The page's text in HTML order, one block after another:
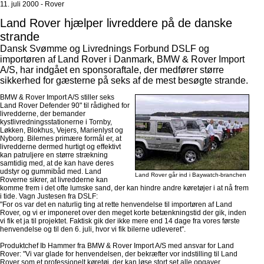
11. juli 2000 - Rover
Land Rover hjælper livreddere på de danske
strande
Dansk Svømme og Livrednings Forbund DSLF og
importøren af Land Rover i Danmark, BMW & Rover Import
A/S, har indgået en sponsoraftale, der medfører større
sikkerhed for gæsterne på seks af de mest besøgte strande.
Land Rover går ind i Baywatch-branchen
BMW & Rover Import A/S stiller seks
Land Rover Defender 90" til rådighed for
livredderne, der bemander
kystlivredningsstationerne i Tornby,
Løkken, Blokhus, Vejers, Marienlyst og
Nyborg. Bilernes primære formål er, at
livredderne dermed hurtigt og effektivt
kan patruljere en større strækning
samtidig med, at de kan have deres
udstyr og gummibåd med. Land
Roverne sikrer, at livredderne kan
komme frem i det ofte lumske sand, der kan hindre andre køretøjer i at nå frem
i tide. Vagn Justesen fra DSLF:
"For os var det en naturlig ting at rette henvendelse til importøren af Land
Rover, og vi er imponeret over den meget korte betænkningstid der gik, inden
vi fik et ja til projektet. Faktisk gik der ikke mere end 14 dage fra vores første
henvendelse og til den 6. juli, hvor vi fik bilerne udleveret".
Produktchef Ib Hammer fra BMW & Rover Import A/S med ansvar for Land
Rover: "Vi var glade for henvendelsen, der bekræfter vor indstilling til Land
Rover som et professionelt køretøj, der kan løse stort set alle opgaver.